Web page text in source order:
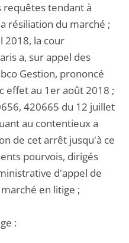
tendant à
résiliation du marché ;
2018, la cour
a, sur appel des
Gestion, prononcé
effet au 1er août 2018 ;
420665 du 12 juillet
au contentieux a
de cet arrêt jusqu'à ce
pourvois, dirigés
d'appel de
en litige ;
: